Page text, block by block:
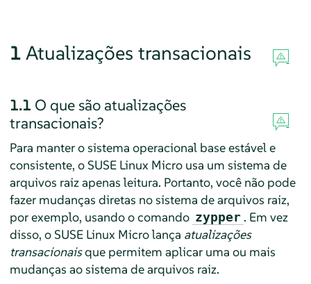
1 Atualizações transacionais
1.1 O que são atualizações
transacionais?
Para manter o sistema operacional base estável e
consistente, o SUSE Linux Microusa um sistema de
arquivos raiz apenas leitura. Portanto, você não pode
fazer mudanças diretas no sistema de arquivos raiz,
por exemplo, usando o comando zypper . Em vez
disso, o SUSE Linux Microlança atualizações
transacionaisque permitem aplicar uma ou mais
mudanças ao sistema de arquivos raiz.